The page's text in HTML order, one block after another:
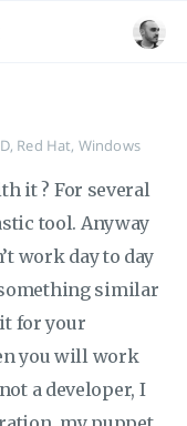
, Red Hat, Windows
it ? For several
tool. Anyway
work day to day
similar
for your
you will work
a developer, I